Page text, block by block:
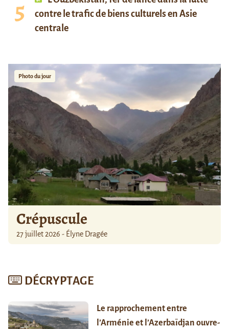
contre le trafic de biens culturels en Asie
centrale
Photo du jour
Crépuscule
27 juillet 2026 - Élyne Dragée
DÉCRYPTAGE
Le rapprochement entre
l’Arménie et l’Azerbaïdjan ouvre-